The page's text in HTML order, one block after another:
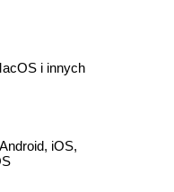
i innych
iOS,